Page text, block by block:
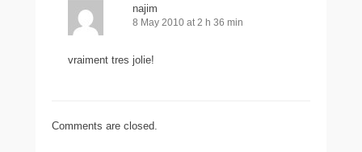
najim
8 May 2010 at 2 h 36 min
vraiment tres jolie!
Comments are closed.